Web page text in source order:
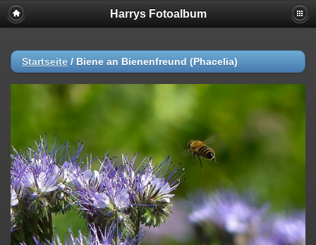
Harrys Fotoalbum
Startseite / Biene an Bienenfreund (Phacelia)